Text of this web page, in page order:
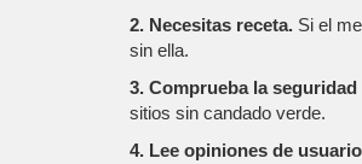
2. Necesitas receta. Si el
sin ella.
3. Comprueba la seguridad
sitios sin candado verde.
4. Lee opiniones de